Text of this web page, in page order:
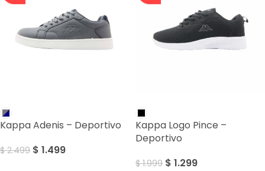
Kappa Adenis – Deportivo
$2.499 $ 1.499
Kappa Logo Pince –
Deportivo
$1.999 $ 1.299